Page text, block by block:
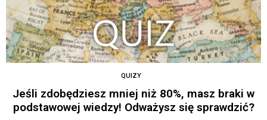
QUIZY
Jeśli zdobędziesz mniej niż 80%, masz braki w
podstawowej wiedzy! Odważysz się sprawdzić?